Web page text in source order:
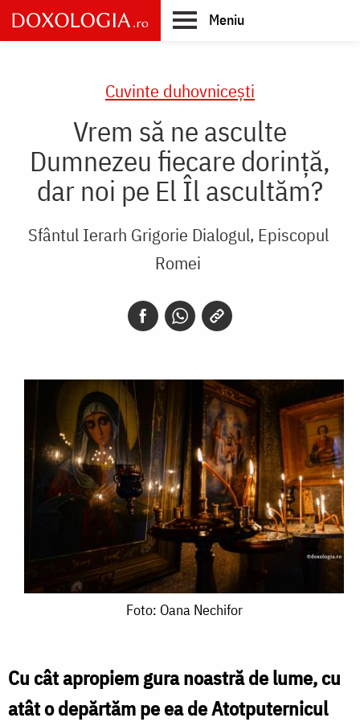
Skip
to
main
Meniu
Cuvinte duhovnicești
Vrem să ne asculte
Dumnezeu fiecare dorință,
dar noi pe El Îl ascultăm?
Sfântul Ierarh Grigorie Dialogul, Episcopul
Romei
Nechifor
Foto: Oana Nechifor
Cu cât apropiem gura noastră de lume, cu
atât o depărtăm pe ea de Atotputernicul